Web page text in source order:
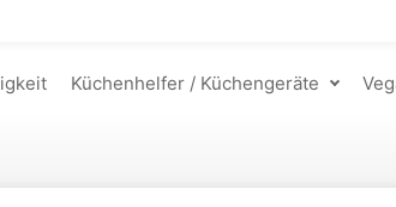
Küchenhelfer / Küchengeräte